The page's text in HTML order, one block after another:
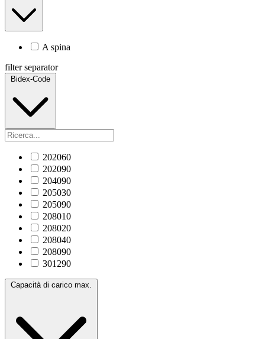
A spina
filter separator
Bidex-Code
202060
202090
204090
205030
205090
208010
208020
208040
208090
301290
Capacità di carico max.